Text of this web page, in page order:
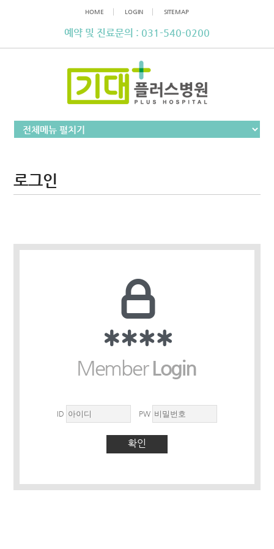
HOME LOGIN SITEMAP
예약 및 진료문의 : 031-540-0200
로그인
ID PW
확인